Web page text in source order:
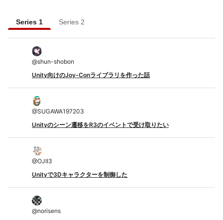
Series 1 Series 2
@shun-shobon
Unity向けのJoy-Conライブラリを作った話
@SUGAWA197203
Unityのシーン遷移をR3のイベントで受け取りたい
@OJII3
Unityで3Dキャラクターを制御した
@norisens